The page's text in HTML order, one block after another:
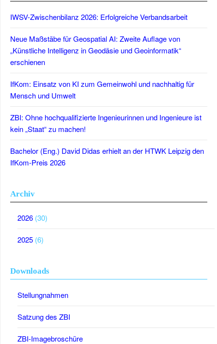
IWSV-Zwischenbilanz 2026: Erfolgreiche Verbandsarbeit
Neue Maßstäbe für Geospatial AI: Zweite Auflage von
„Künstliche Intelligenz in Geodäsie und Geoinformatik“
erschienen
IfKom: Einsatz von KI zum Gemeinwohl und nachhaltig für
Mensch und Umwelt
ZBI: Ohne hochqualifizierte Ingenieurinnen und Ingenieure ist
kein „Staat“ zu machen!
Bachelor (Eng.) David Didas erhielt an der HTWK Leipzig den
IfKom-Preis 2026
Archiv
2026 (30)
2025 (6)
Downloads
Stellungnahmen
Satzung des ZBI
ZBI-Imagebroschüre